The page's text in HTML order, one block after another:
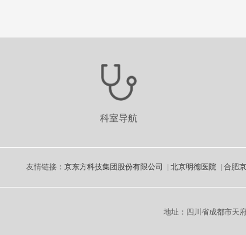
科室导航
友情链接： 京东方科技集团股份有限公司 北京明德医院 合肥
地址：四川省成都市天